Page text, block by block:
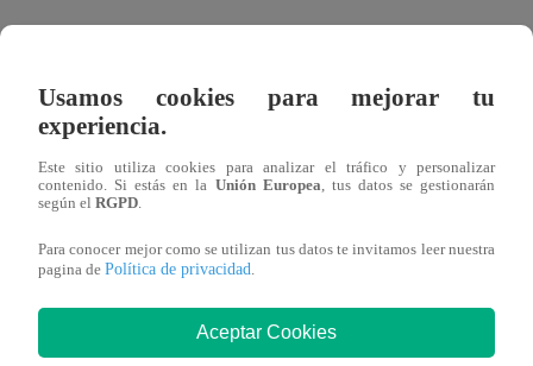
mudanza lo tomó de forma inesperada, pero no fue
La hija de Techi quedó totalmente impactada al verlo.
Stalker?”,preguntó con una sonrisa de oreja a oreja.
Usamos cookies para mejorar tu
experiencia.
Este sitio utiliza cookies para analizar el tráfico y personalizar
contenido. Si estás en la Unión Europea, tus datos se gestionarán
según el RGPD.
Para conocer mejor como se utilizan tus datos te invitamos leer nuestra
pagina de Política de privacidad.
Aceptar Cookies